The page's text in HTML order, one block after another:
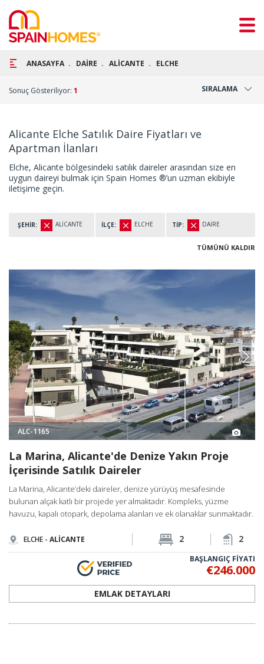
ANASAYFA DAİRE ALİCANTE ELCHE
SIRALAMA
Sonuç Gösteriliyor: 1
Alicante Elche Satılık Daire Fiyatları ve
Apartman İlanları
Elche, Alicante bölgesindeki satılık daireler arasından size en
uygun daireyi bulmak için Spain Homes ®’un uzman ekibiyle
iletişime geçin.
ŞEHİR: ALİCANTE İLÇE: ELCHE TİP: DAİRE
TÜMÜNÜ KALDIR
ALC-1165
La Marina, Alicante'de Denize Yakın Proje
İçerisinde Satılık Daireler
La Marina, Alicante’deki daireler, denize yürüyüş mesafesinde
bulunan alçak katlı bir projede yer almaktadır. Kompleks, yüzme
havuzu, kapalı otopark, depolama alanları ve ek olanaklar sunmaktadır.
ELCHE - ALİCANTE 2 2
BAŞLANGIÇ FİYATI
€246.000
EMLAK DETAYLARI